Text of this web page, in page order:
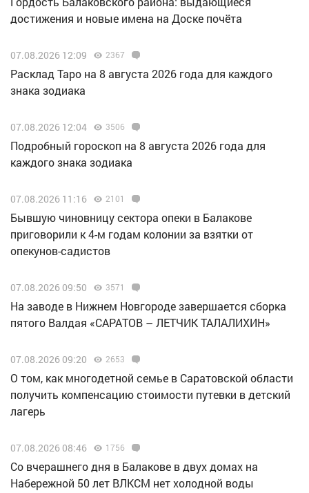
достижения и новые имена на Доске почёта
07.08.2026 12:09 2367
Расклад Таро на 8 августа 2026 года для каждого
знака зодиака
07.08.2026 12:04 3506
Подробный гороскоп на 8 августа 2026 года для
каждого знака зодиака
07.08.2026 11:16 2101
Бывшую чиновницу сектора опеки в Балакове
приговорили к 4-м годам колонии за взятки от
опекунов-садистов
07.08.2026 09:50 3571
Н️а заводе в Нижнем Новгороде завершается сборка
пятого Валдая «САРАТОВ – ЛЕТЧИК ТАЛАЛИХИН»
07.08.2026 09:20 2653
О том, как многодетной семье в Саратовской области
получить компенсацию стоимости путевки в детский
лагерь
07.08.2026 08:46 1756
Со вчерашнего дня в Балакове в двух домах на
Набережной 50 лет ВЛКСМ нет холодной воды